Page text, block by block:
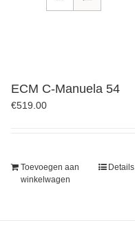
ECM C-Manuela 54
€519.00
Toevoegen aan
winkelwagen
Details